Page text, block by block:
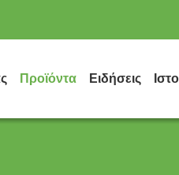
Προϊόντα Ειδήσεις